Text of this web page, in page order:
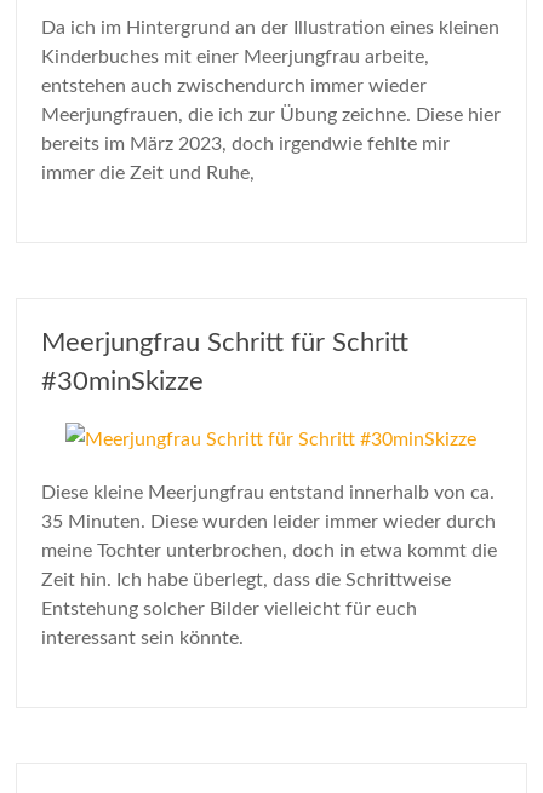
Da ich im Hintergrund an der Illustration eines kleinen
Kinderbuches mit einer Meerjungfrau arbeite,
entstehen auch zwischendurch immer wieder
Meerjungfrauen, die ich zur Übung zeichne. Diese hier
bereits im März 2023, doch irgendwie fehlte mir
immer die Zeit und Ruhe,
Meerjungfrau Schritt für Schritt
#30minSkizze
Diese kleine Meerjungfrau entstand innerhalb von ca.
35 Minuten. Diese wurden leider immer wieder durch
meine Tochter unterbrochen, doch in etwa kommt die
Zeit hin. Ich habe überlegt, dass die Schrittweise
Entstehung solcher Bilder vielleicht für euch
interessant sein könnte.